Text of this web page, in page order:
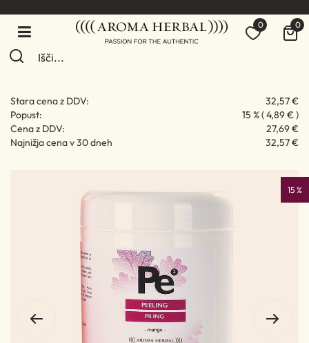
0 0
15 %
Stara cena z DDV:
32,57 €
Popust:
15 % ( 4,89 € )
Cena z DDV:
27,69 €
Najnižja cena v 30 dneh
32,57 €